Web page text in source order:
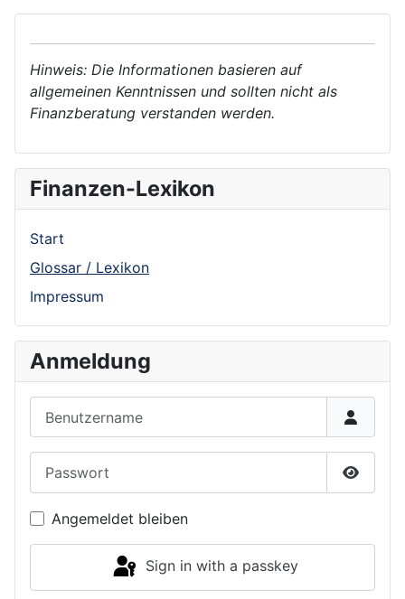
Hinweis: Die Informationen basieren auf
allgemeinen Kenntnissen und sollten nicht als
Finanzberatung verstanden werden.
Finanzen-Lexikon
Start
Glossar / Lexikon
Impressum
Anmeldung
Show
Angemeldet bleiben
Sign in with a passkey